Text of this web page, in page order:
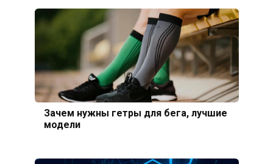
Зачем нужны гетры для бега, лучшие
модели